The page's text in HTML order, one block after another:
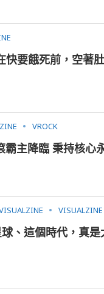
要餓死前，空著
VROCK
霸主降臨 秉持核心
VISUALZINE
、這個時代，真是